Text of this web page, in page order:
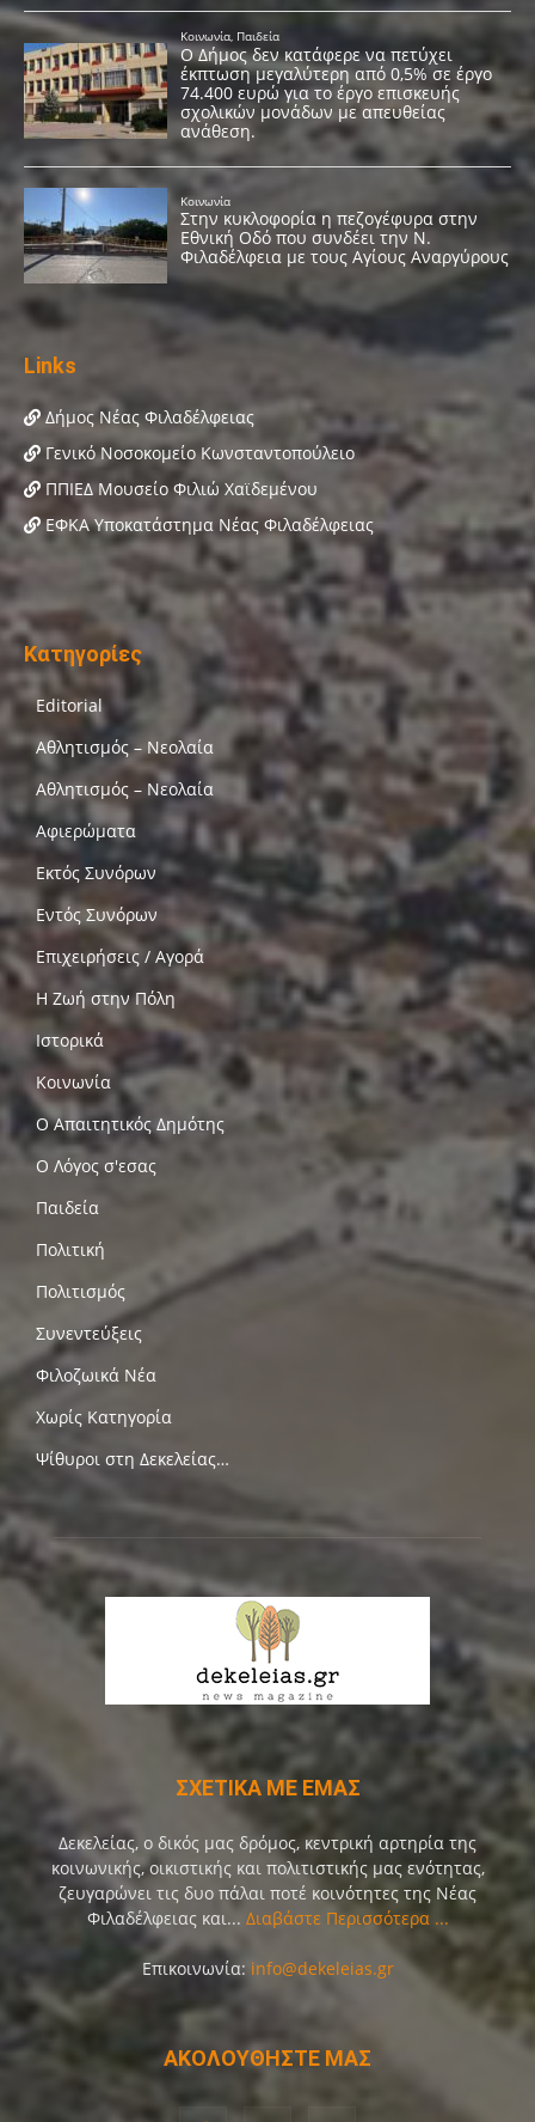
Links
Δήμος Νέας Φιλαδέλφειας
Γενικό Νοσοκομείο Κωνσταντοπούλειο
ΠΠΙΕΔ Μουσείο Φιλιώ Χαϊδεμένου
ΕΦΚΑ Υποκατάστημα Νέας Φιλαδέλφειας
Κατηγορίες
Editorial
Αθλητισμός – Νεολαία
Αθλητισμός – Νεολαία
Αφιερώματα
Εκτός Συνόρων
Εντός Συνόρων
Επιχειρήσεις / Αγορά
Η Ζωή στην Πόλη
Ιστορικά
Κοινωνία
Ο Απαιτητικός Δημότης
Ο Λόγος σ'εσας
Παιδεία
Πολιτική
Πολιτισμός
Συνεντεύξεις
Φιλοζωικά Νέα
Χωρίς Κατηγορία
Ψίθυροι στη Δεκελείας…
ΣΧΕΤΙΚΑ ΜΕ ΕΜΑΣ
Δεκελείας, ο δικός μας δρόμος, κεντρική αρτηρία της
κοινωνικής, οικιστικής και πολιτιστικής μας ενότητας,
ζευγαρώνει τις δυο πάλαι ποτέ κοινότητες της Νέας
Φιλαδέλφειας και... Διαβάστε Περισσότερα ...
Επικοινωνία: info@dekeleias.gr
ΑΚΟΛΟΥΘΗΣΤΕ ΜΑΣ